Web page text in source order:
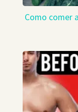
Como comer